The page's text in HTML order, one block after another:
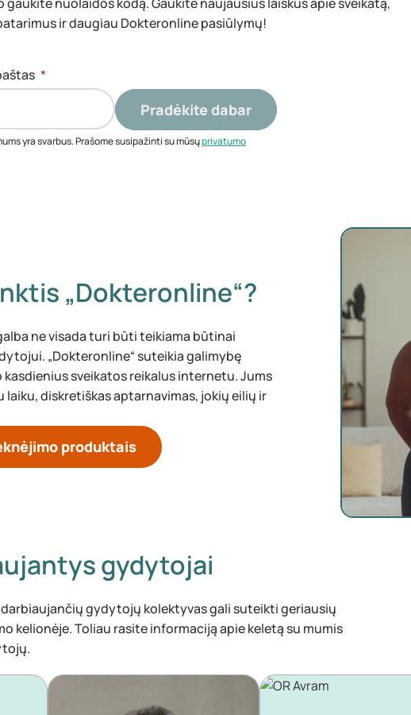
ir daugiau Dokteronline pasiūlymų!
*
Pradėkite dabar
yra svarbus. Prašome susipažinti su mūsųprivatumo
„Dokteronline“?
ne visada turi būti teikiama būtinai
„Dokteronline“ suteikia galimybę
sveikatos reikalus internetu. Jums
diskretiškas aptarnavimas, jokių eilių ir
produktais
gydytojai
gydytojų kolektyvas gali suteikti geriausių
kelionėje. Toliau rasite informaciją apie keletą su mumis